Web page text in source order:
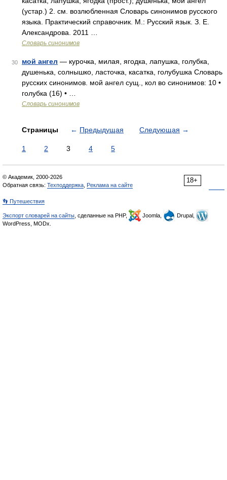
(устар.) 2. см. возлюбленная Словарь синонимов русского
языка. Практический справочник. М.: Русский язык. З. Е.
Александрова. 2011 …
Словарь синонимов
30 мой ангел — курочка, милая, ягодка, лапушка, голубка,
душенька, солнышко, ласточка, касатка, голубушка Словарь
русских синонимов. мой ангел сущ., кол во синонимов: 10 •
голубка (16) • …
Словарь синонимов
Страницы ← Предыдущая Следующая →
1 2 3 4 5
18+
© Академик, 2000-2026
Обратная связь: Техподдержка Реклама на сайте
👣 Путешествия
Экспорт словарей на сайты , сделанные на PHP, Joomla,
Drupal,
WordPress, MODx.